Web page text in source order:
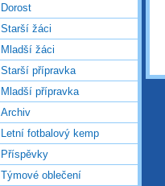
Dorost
Starší žáci
Mladší žáci
Starší přípravka
Mladší přípravka
Archiv
Letní fotbalový kemp
Příspěvky
Týmové oblečení